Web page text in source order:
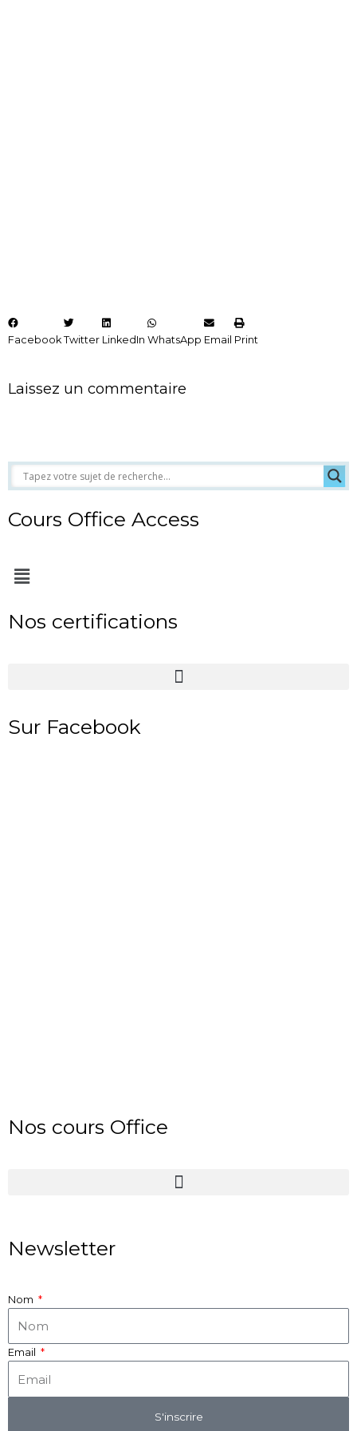
Facebook Twitter LinkedIn WhatsApp Email Print
Laissez un commentaire
Cours Office Access
Menu
Nos certifications
Sur Facebook
Nos cours Office
Newsletter
Nom
Email
S'inscrire